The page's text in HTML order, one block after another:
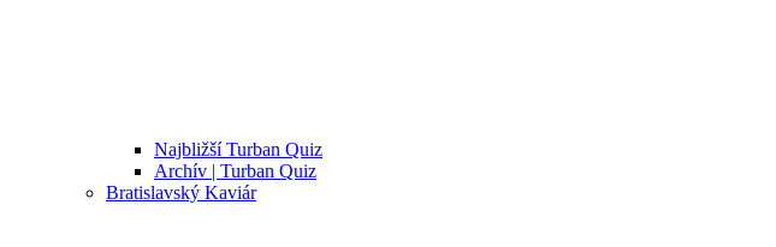
Najbližší Turban Quiz
Archív | Turban Quiz
Bratislavský Kaviár